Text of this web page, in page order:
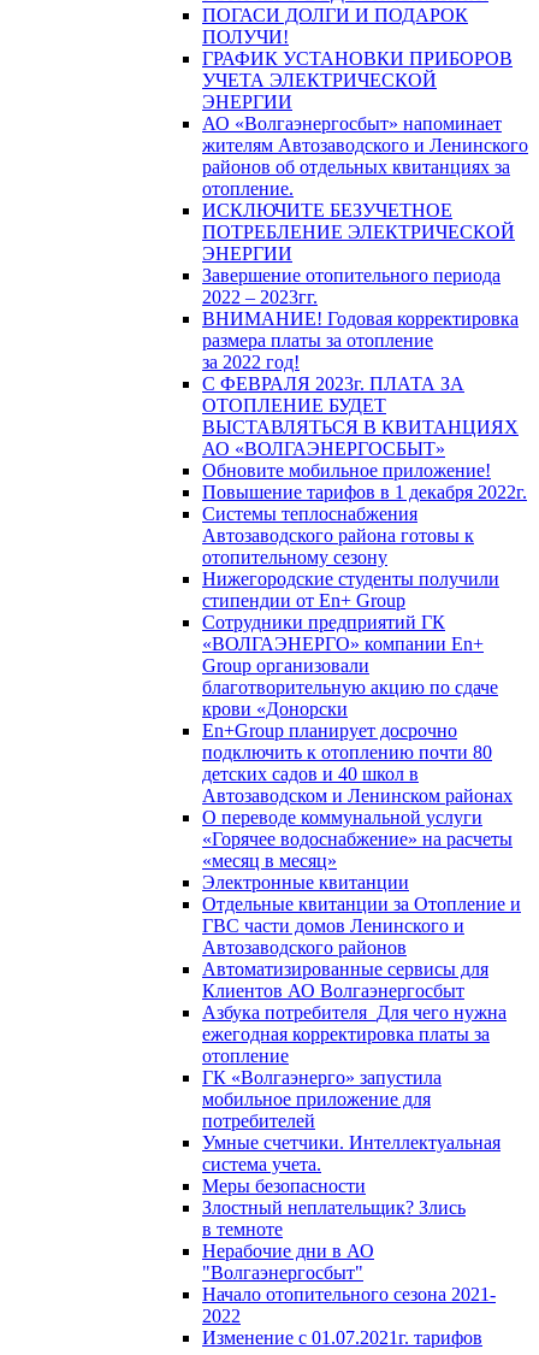
ПОГАСИ ДОЛГИ И ПОДАРОК
ПОЛУЧИ!
ГРАФИК УСТАНОВКИ ПРИБОРОВ
УЧЕТА ЭЛЕКТРИЧЕСКОЙ
ЭНЕРГИИ
АО «Волгаэнергосбыт» напоминает
жителям Автозаводского и Ленинского
районов об отдельных квитанциях за
отопление.
ИСКЛЮЧИТЕ БЕЗУЧЕТНОЕ
ПОТРЕБЛЕНИЕ ЭЛЕКТРИЧЕСКОЙ
ЭНЕРГИИ
Завершение отопительного периода
2022 – 2023гг.
ВНИМАНИЕ! Годовая корректировка
размера платы за отопление
за 2022 год!
С ФЕВРАЛЯ 2023г. ПЛАТА ЗА
ОТОПЛЕНИЕ БУДЕТ
ВЫСТАВЛЯТЬСЯ В КВИТАНЦИЯХ
АО «ВОЛГАЭНЕРГОСБЫТ»
Обновите мобильное приложение!
Повышение тарифов в 1 декабря 2022г.
Системы теплоснабжения
Автозаводского района готовы к
отопительному сезону
Нижегородские студенты получили
стипендии от En+ Group
Сотрудники предприятий ГК
«ВОЛГАЭНЕРГО» компании En+
Group организовали
благотворительную акцию по сдаче
крови «Донорски
En+Group планирует досрочно
подключить к отоплению почти 80
детских садов и 40 школ в
Автозаводском и Ленинском районах
О переводе коммунальной услуги
«Горячее водоснабжение» на расчеты
«месяц в месяц»
Электронные квитанции
Отдельные квитанции за Отопление и
ГВС части домов Ленинского и
Автозаводского районов
Автоматизированные сервисы для
Клиентов АО Волгаэнергосбыт
Азбука потребителя_Для чего нужна
ежегодная корректировка платы за
отопление
ГК «Волгаэнерго» запустила
мобильное приложение для
потребителей
Умные счетчики. Интеллектуальная
система учета.
Меры безопасности
Злостный неплательщик? Злись
в темноте
Нерабочие дни в АО
"Волгаэнергосбыт"
Начало отопительного сезона 2021-
2022
Изменение с 01.07.2021г. тарифов